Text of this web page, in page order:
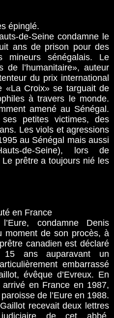
épinglé.
de-Seine condamne le
ans de prison pour des
mineurs sénégalais. Le
de l’humanitaire», auteur
du prix international
«La Croix» se targuait de
à travers le monde.
amené au Sénégal.
ses petites victimes, des
Les viols et agressions
au Sénégal mais aussi
de-Seine), lors de
prêtre a toujours nié les
en France
condamne Denis
moment de son procès, à
canadien est déclaré
15 ans auparavant un
embarrassé
évêque d’Evreux. En
en France en 1987,
de l’Eure en 1988.
recevait deux lettres
de cet abbé,